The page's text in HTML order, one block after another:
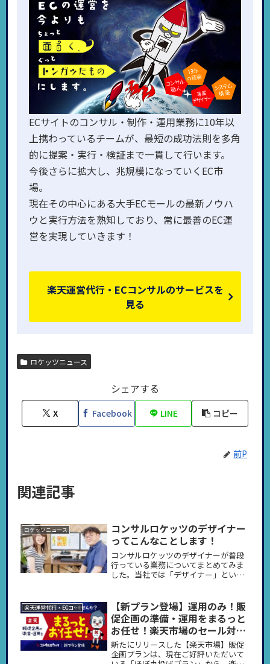
ECサイトのコンサル・制作・運用業務に10年以
上携わっているチームが、最短の成功法則を多角
的に提案・実行・検証まで一貫して行います。
今後さらに拡大し、兆規模になっていくEC市
場。
現在その中心にある大手ECモールの最新ノウハ
ウと実行方法を熟知しており、常に最善のEC運
営を実現していきます！
楽天運営代行・ECコンサルのサービスを
見る
ロケッツニュース
シェアする
X Facebook LINE コピー
前P
関連記事
ロケッツニュース
コンサルロケッツのデザイナー
ってこんなことします！
コンサルロケッツのデザイナーが普段
行っている業務についてまとめてみま
した。当社では「デザイナー」という
他にもやってもらうことがたくさんあ
ります。過去それでミスマッチが起こ
り...
楽天運営代行・ECコンサル
【新プラン登場】運用のみ！販
促企画の準備・運用をまるっと
お任せ！楽天市場のセール対
応、もっと楽にしませんか？
新たにリリースした【楽天市場】販促
企画プランは、現在ご好評いただいて